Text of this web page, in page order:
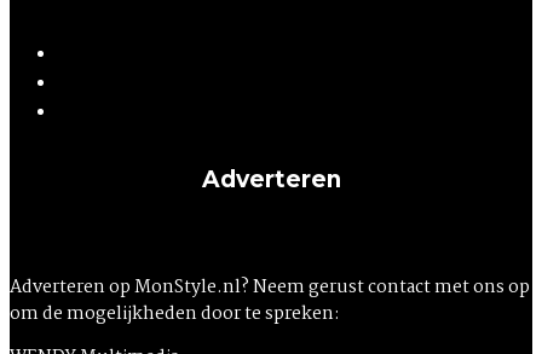
Adverteren
Adverteren op MonStyle.nl? Neem gerust contact met ons op
om de mogelijkheden door te spreken: